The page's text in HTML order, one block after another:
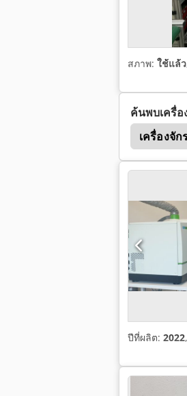
สภาพ: ใช้แล้ว
ค้นพบเครื่อ
เครื่องจั
ปีที่ผลิต: 2022